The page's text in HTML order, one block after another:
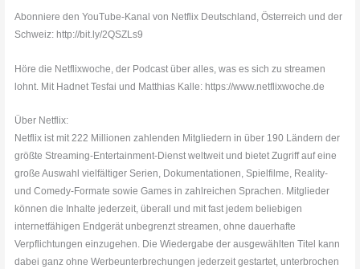
Abonniere den YouTube-Kanal von Netflix Deutschland, Österreich und der
Schweiz: http://bit.ly/2QSZLs9
Höre die Netflixwoche, der Podcast über alles, was es sich zu streamen
lohnt. Mit Hadnet Tesfai und Matthias Kalle: https://www.netflixwoche.de
Über Netflix:
Netflix ist mit 222 Millionen zahlenden Mitgliedern in über 190 Ländern der
größte Streaming-Entertainment-Dienst weltweit und bietet Zugriff auf eine
große Auswahl vielfältiger Serien, Dokumentationen, Spielfilme, Reality-
und Comedy-Formate sowie Games in zahlreichen Sprachen. Mitglieder
können die Inhalte jederzeit, überall und mit fast jedem beliebigen
internetfähigen Endgerät unbegrenzt streamen, ohne dauerhafte
Verpflichtungen einzugehen. Die Wiedergabe der ausgewählten Titel kann
dabei ganz ohne Werbeunterbrechungen jederzeit gestartet, unterbrochen